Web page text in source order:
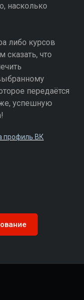
насколько
либо курсов
сказать, что
передаётся
же, успешную
профиль ВК